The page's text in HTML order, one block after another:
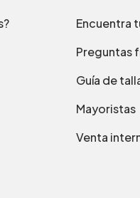
Encuentra
Preguntas
Guía de
Mayoristas
Venta